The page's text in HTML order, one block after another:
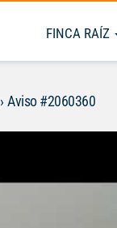
FINCA RAÍZ
Aviso #2060360